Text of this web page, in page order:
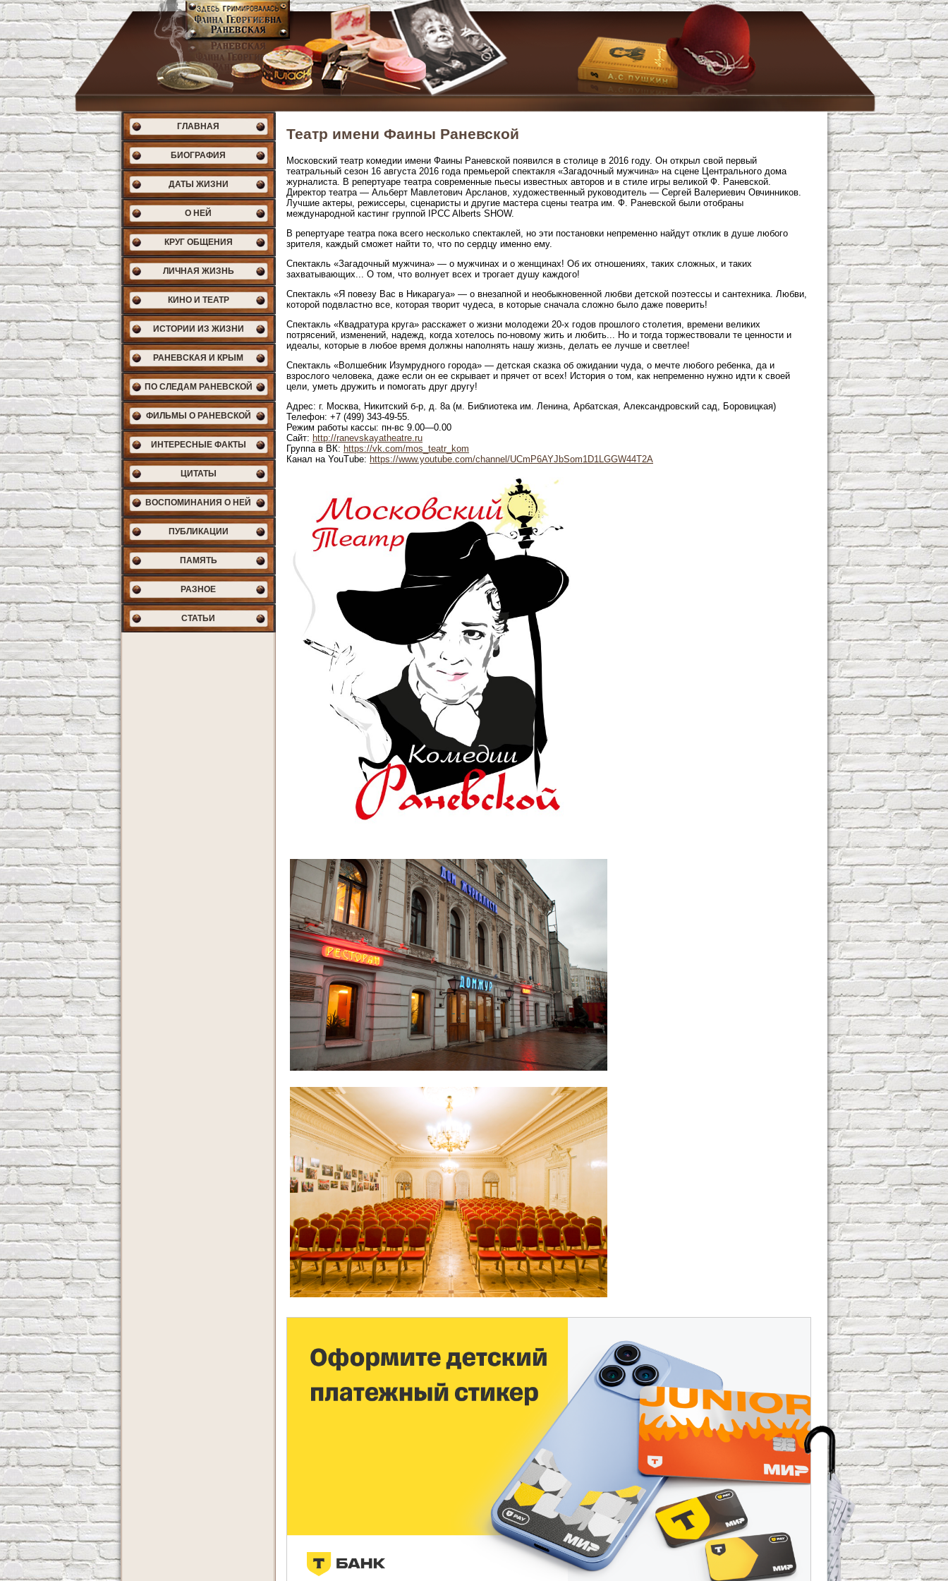
ГЛАВНАЯ
БИОГРАФИЯ
ДАТЫ ЖИЗНИ
О НЕЙ
КРУГ ОБЩЕНИЯ
ЛИЧНАЯ ЖИЗНЬ
КИНО И ТЕАТР
ИСТОРИИ ИЗ ЖИЗНИ
РАНЕВСКАЯ И КРЫМ
ПО СЛЕДАМ РАНЕВСКОЙ
ФИЛЬМЫ О РАНЕВСКОЙ
ИНТЕРЕСНЫЕ ФАКТЫ
ЦИТАТЫ
ВОСПОМИНАНИЯ О НЕЙ
ПУБЛИКАЦИИ
ПАМЯТЬ
РАЗНОЕ
СТАТЬИ
Театр имени Фаины Раневской
Московский театр комедии имени Фаины Раневской появился в столице в 2016 году. Он открыл свой первый
театральный сезон 16 августа 2016 года премьерой спектакля «Загадочный мужчина» на сцене Центрального дома
журналиста. В репертуаре театра современные пьесы известных авторов и в стиле игры великой Ф. Раневской.
Директор театра — Альберт Мавлетович Арсланов, художественный руководитель — Сергей Валериевич Овчинников.
Лучшие актеры, режиссеры, сценаристы и другие мастера сцены театра им. Ф. Раневской были отобраны
международной кастинг группой IPCC Alberts SHOW.
В репертуаре театра пока всего несколько спектаклей, но эти постановки непременно найдут отклик в душе любого
зрителя, каждый сможет найти то, что по сердцу именно ему.
Спектакль «Загадочный мужчина» — о мужчинах и о женщинах! Об их отношениях, таких сложных, и таких
захватывающих... О том, что волнует всех и трогает душу каждого!
Спектакль «Я повезу Вас в Никарагуа» — о внезапной и необыкновенной любви детской поэтессы и сантехника. Любви,
которой подвластно все, которая творит чудеса, в которые сначала сложно было даже поверить!
Спектакль «Квадратура круга» расскажет о жизни молодежи 20-х годов прошлого столетия, времени великих
потрясений, изменений, надежд, когда хотелось по-новому жить и любить... Но и тогда торжествовали те ценности и
идеалы, которые в любое время должны наполнять нашу жизнь, делать ее лучше и светлее!
Спектакль «Волшебник Изумрудного города» — детская сказка об ожидании чуда, о мечте любого ребенка, да и
взрослого человека, даже если он ее скрывает и прячет от всех! История о том, как непременно нужно идти к своей
цели, уметь дружить и помогать друг другу!
Адрес: г. Москва, Никитский б-р, д. 8а (м. Библиотека им. Ленина, Арбатская, Александровский сад, Боровицкая)
Телефон: +7 (499) 343-49-55.
Режим работы кассы: пн-вс 9.00—0.00
Сайт: http://ranevskayatheatre.ru
Группа в ВК: https://vk.com/mos_teatr_kom
Канал на YouTube: https://www.youtube.com/channel/UCmP6AYJbSom1D1LGGW44T2A